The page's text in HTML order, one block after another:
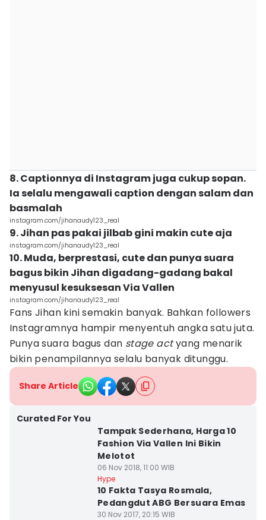
8. Captionnya di Instagram juga cukup sopan.
Ia selalu mengawali caption dengan salam dan
basmalah
instagram.com/jihanaudy123_real
9. Jihan pas pakai jilbab gini makin cute aja
instagram.com/jihanaudy123_real
10. Muda, berprestasi, cute dan punya suara
bagus bikin Jihan digadang-gadang bakal
menyusul kesuksesan Via Vallen
instagram.com/jihanaudy123_real
Fans Jihan kini semakin banyak. Bahkan followers
Instagramnya hampir menyentuh angka satu juta.
Punya suara bagus dan stage actyang menarik
bikin penampilannya selalu banyak ditunggu.
Share Article
Curated For You
Tampak Sederhana, Harga 10
Fashion Via Vallen Ini Bikin
Melotot
06 Nov 2018, 11:00 WIB
Hype
10 Fakta Tasya Rosmala,
Pedangdut ABG Bersuara Emas
30 Nov 2017, 20:15 WIB